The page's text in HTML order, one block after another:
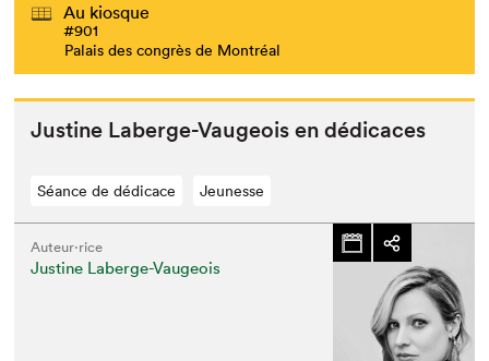
Au kiosque
#901
Palais des congrès de Montréal
Jus­tine Laberge-Vau­geois en dédicaces
Séance de dédicace Jeunesse
Auteur·rice
Justine Laberge-Vaugeois